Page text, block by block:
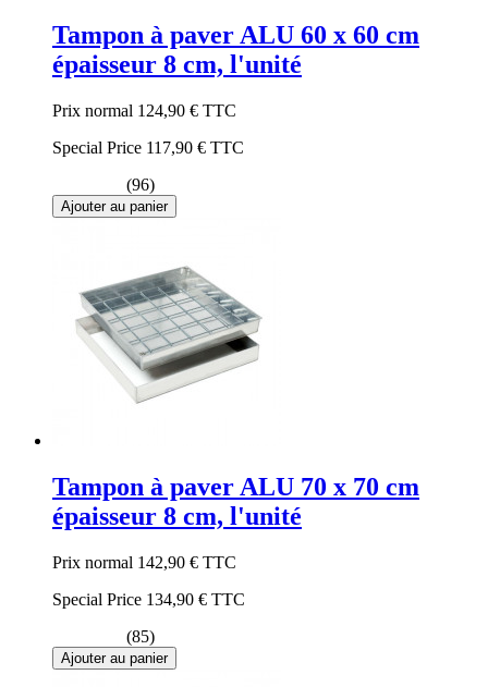
Tampon à paver ALU 60 x 60 cm
épaisseur 8 cm, l'unité
Prix normal 124,90 € TTC
Special Price 117,90 € TTC
(96)
Ajouter au panier
Tampon à paver ALU 70 x 70 cm
épaisseur 8 cm, l'unité
Prix normal 142,90 € TTC
Special Price 134,90 € TTC
(85)
Ajouter au panier